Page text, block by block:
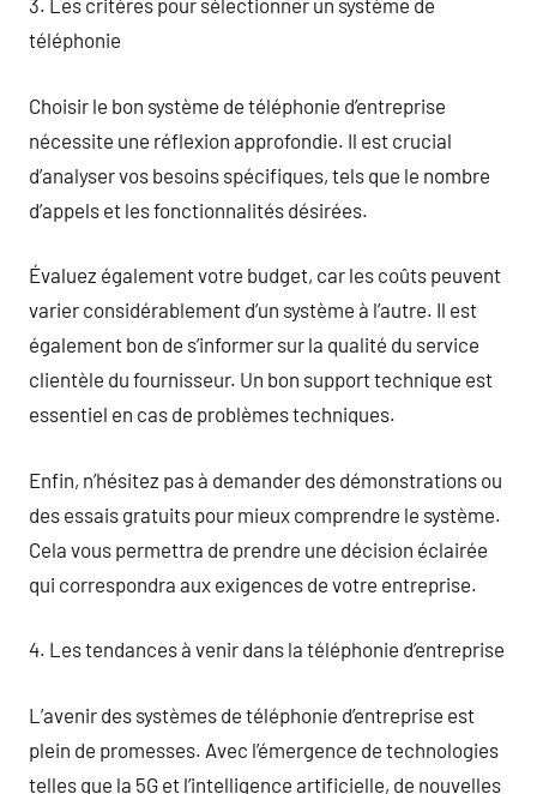
3. Les critères pour sélectionner un système de
téléphonie
Choisir le bon système de téléphonie d’entreprise
nécessite une réflexion approfondie. Il est crucial
d’analyser vos besoins spécifiques, tels que le nombre
d’appels et les fonctionnalités désirées.
Évaluez également votre budget, car les coûts peuvent
varier considérablement d’un système à l’autre. Il est
également bon de s’informer sur la qualité du service
clientèle du fournisseur. Un bon support technique est
essentiel en cas de problèmes techniques.
Enfin, n’hésitez pas à demander des démonstrations ou
des essais gratuits pour mieux comprendre le système.
Cela vous permettra de prendre une décision éclairée
qui correspondra aux exigences de votre entreprise.
4. Les tendances à venir dans la téléphonie d’entreprise
L’avenir des systèmes de téléphonie d’entreprise est
plein de promesses. Avec l’émergence de technologies
telles que la 5G et l’intelligence artificielle, de nouvelles